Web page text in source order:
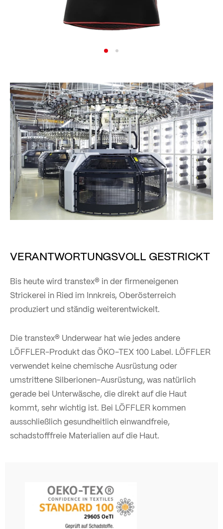
VERANTWORTUNGSVOLL GESTRICKT
Bis heute wird transtex® in der firmeneigenen
Strickerei in Ried im Innkreis, Oberösterreich
produziert und ständig weiterentwickelt.
Die transtex® Underwear hat wie jedes andere
LÖFFLER-Produkt das ÖKO-TEX 100 Label. LÖFFLER
verwendet keine chemische Ausrüstung oder
umstrittene Silberionen-Ausrüstung, was natürlich
gerade bei Unterwäsche, die direkt auf die Haut
kommt, sehr wichtig ist. Bei LÖFFLER kommen
ausschließlich gesundheitlich einwandfreie,
schadstofffreie Materialien auf die Haut.